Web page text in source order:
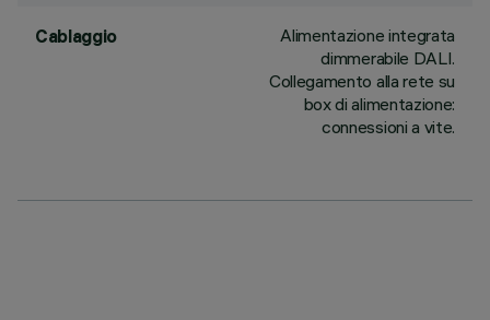
Cablaggio
Alimentazione integrata
dimmerabile DALI.
Collegamento alla rete su
box di alimentazione:
connessioni a vite.